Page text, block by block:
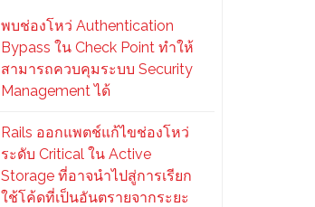
พบช่องโหว่ Authentication
Bypass ใน Check Point ทำให้
สามารถควบคุมระบบ Security
Management ได้
Rails ออกแพตช์แก้ไขช่องโหว่
ระดับ Critical ใน Active
Storage ที่อาจนำไปสู่การเรียก
ใช้โค้ดที่เป็นอันตรายจากระยะ